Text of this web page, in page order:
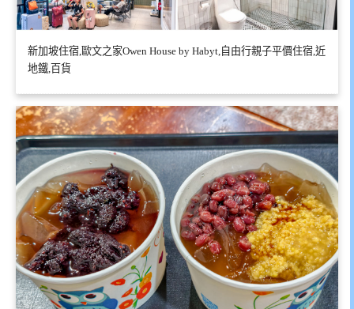
新加坡住宿,歐文之家Owen House by Habyt,自由行親子平價住宿,近
地鐵,百貨